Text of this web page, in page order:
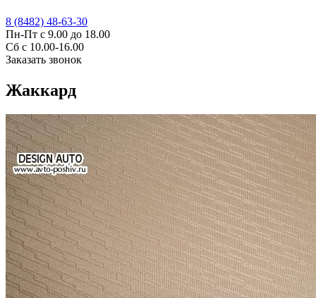
8 (8482) 48-63-30
Пн-Пт с 9.00 до 18.00
Сб с 10.00-16.00
Заказать звонок
Жаккард